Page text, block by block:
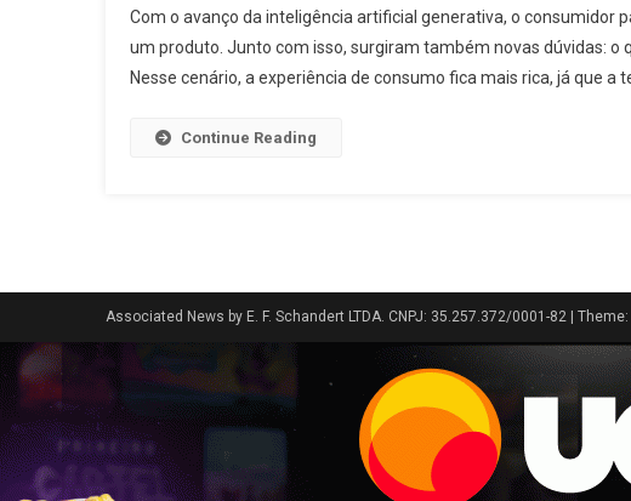
Com o avanço da inteligência artificial generativa, o consumidor
um produto. Junto com isso, surgiram também novas dúvidas: o
Nesse cenário, a experiência de consumo fica mais rica, já que a
Continue Reading
Associated News by E. F. Schandert LTDA. CNPJ: 35.257.372/0001-82 Theme: